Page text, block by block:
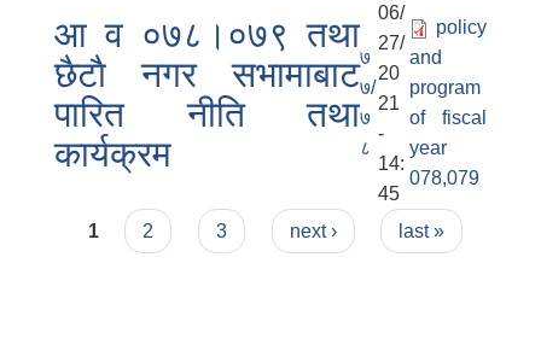
आ‍ व ०७८।०७९ तथा
छैटाै नगर सभामाबाट
पारित नीति तथा
कार्यक्रम
७
७/
७
८
06/
27/
20
21
-
14:
45
policy
and
program
of fiscal
year
078,079
Pages
1 2 3 next › last »